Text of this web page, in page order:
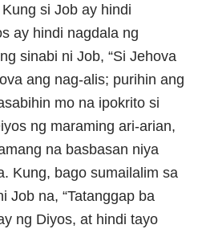
si Job ay hindi
ay hindi nagdala ng
sinabi ni Job, “Si Jehova
ang nag-alis; purihin ang
mo na ipokrito si
ng maraming ari-arian,
na basbasan niya
Kung, bago sumailalim sa
Job na, “Tatanggap ba
ng Diyos, at hindi tayo